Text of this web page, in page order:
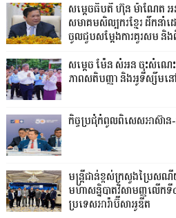
សម្តេចធិបតី ហ៊ុន ម៉ាណែត អ
សមាគមសិល្បករខ្មែរ ដឹកន
ចូលជួបសម្ដែងការគួរសម និងពិ
សម្តេច ម៉ែន សំអន ចុះសំណេ
ភាពសតិបញ្ញា និងអូទីស្សឹមនៅ
កិច្ចប្រជុំកំពូលពិសេសអាស៊ាន-អូ
មន្ត្រីជាន់ខ្ពស់ក្រសួងប្រៃ
មហាសន្និបាតវិសាមញ្ញល
ប្រទេសអារ៉ាប៊ីសាអូឌីត